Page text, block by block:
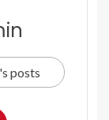
posts